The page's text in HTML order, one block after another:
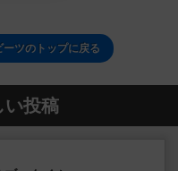
ツのトップに戻る
い投稿